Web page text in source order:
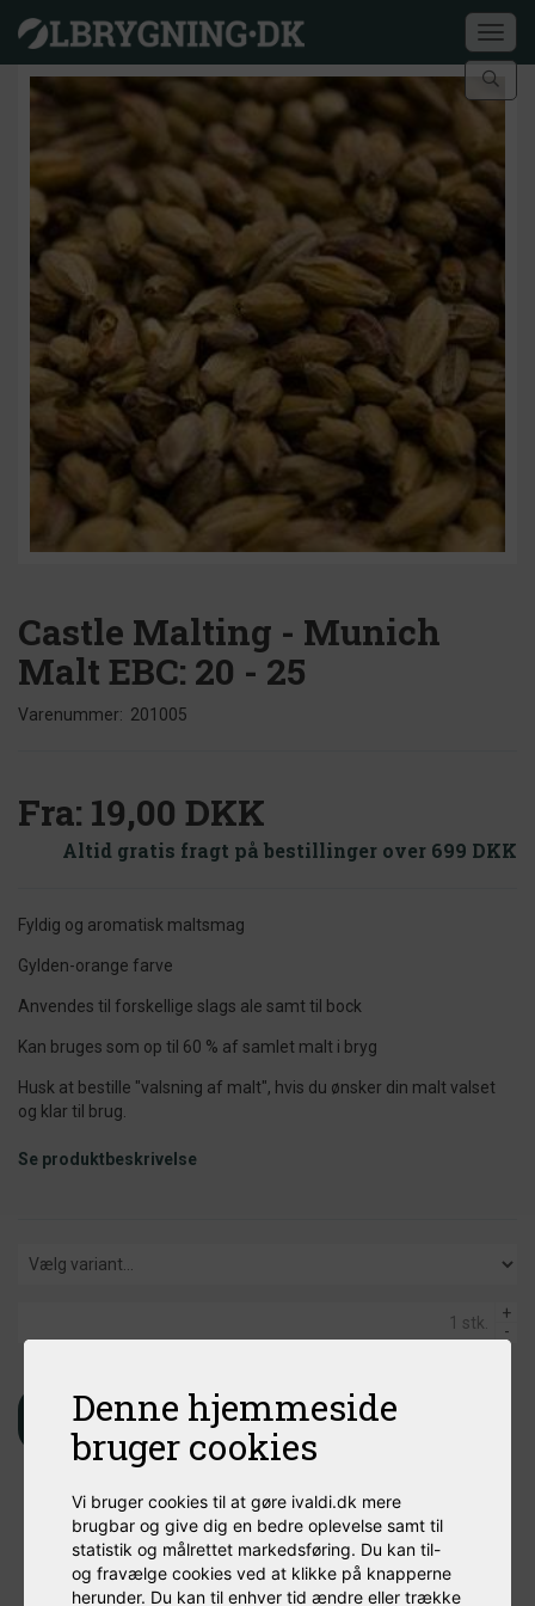
Denne hjemmeside
bruger cookies
Vi bruger cookies til at gøre ivaldi.dk mere
brugbar og give dig en bedre oplevelse samt til
statistik og målrettet markedsføring. Du kan til-
og fravælge cookies ved at klikke på knapperne
herunder. Du kan til enhver tid ændre eller trække
Castle Malting - Munich
Malt EBC: 20 - 25
Varenummer: 201005
Fra: 19,00 DKK
Altid gratis fragt på bestillinger over 699 DKK
Fyldig og aromatisk maltsmag
Gylden-orange farve
Anvendes til forskellige slags ale samt til bock
Kan bruges som op til 60 % af samlet malt i bryg
Husk at bestille "valsning af malt", hvis du ønsker din malt valset
og klar til brug.
Se produktbeskrivelse
+
-
Læg i kurv